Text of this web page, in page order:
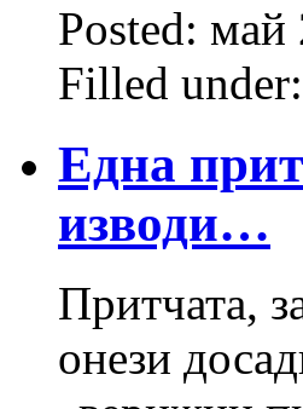
Posted: май
Filled under:
Една
изводи…
Притчата,
онези